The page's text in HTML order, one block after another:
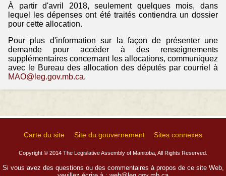
À partir d'avril 2018, seulement quelques mois, dans
lequel les dépenses ont été traités contiendra un dossier
pour cette allocation.
Pour plus d'information sur la façon de présenter une
demande pour accéder à des renseignements
supplémentaires concernant les allocations, communiquez
avec le Bureau des allocation des députés par courriel à
MAO@leg.gov.mb.ca.
Carte du site Site du gouvernement Sites connexes
Copyright © 2014 The Legislative Assembly of Manitoba, All Rights Reserved.
Si vous avez des questions ou des commentaires à propos de ce site Web,